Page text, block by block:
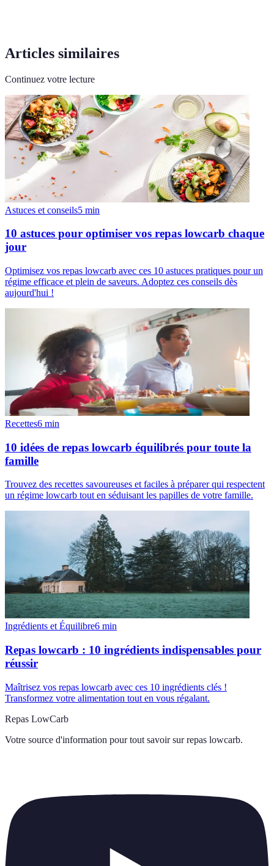
Articles similaires
Continuez votre lecture
Astuces et conseils5 min
10 astuces pour optimiser vos repas lowcarb chaque
jour
Optimisez vos repas lowcarb avec ces 10 astuces pratiques pour un
régime efficace et plein de saveurs. Adoptez ces conseils dès
aujourd'hui !
Recettes6 min
10 idées de repas lowcarb équilibrés pour toute la
famille
Trouvez des recettes savoureuses et faciles à préparer qui respectent
un régime lowcarb tout en séduisant les papilles de votre famille.
Ingrédients et Équilibre6 min
Repas lowcarb : 10 ingrédients indispensables pour
réussir
Maîtrisez vos repas lowcarb avec ces 10 ingrédients clés !
Transformez votre alimentation tout en vous régalant.
Repas LowCarb
Votre source d'information pour tout savoir sur repas lowcarb.